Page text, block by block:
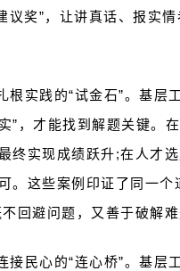
议奖”，让讲真话、报实
根实践的“试金石”。基层
”，才能找到解题关键。
终实现成绩跃升;在人才
。这些案例印证了同一
回避问题，又善于破解难
接民心的“连心桥”。基层